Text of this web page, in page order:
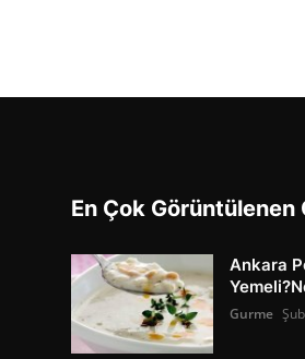
En Çok Görüntülenen
Ankara
Gurme